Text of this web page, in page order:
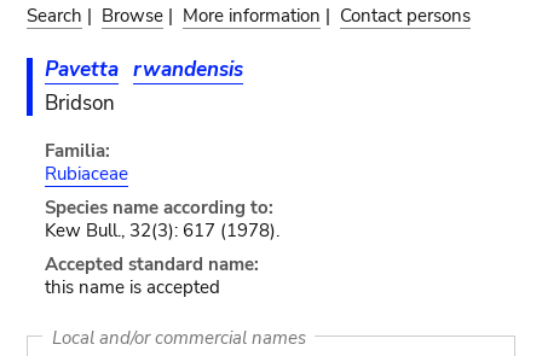
Search | Browse | More information | Contact persons
Pavetta rwandensis
Bridson
Familia:
Rubiaceae
Species name according to:
Kew Bull., 32(3): 617 (1978).
Accepted standard name:
this name is accepted
Local and/or commercial names